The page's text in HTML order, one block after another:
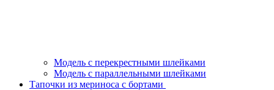
Модель с перекрестными шлейками
Модель с параллельными шлейками
Тапочки из мериноса с бортами